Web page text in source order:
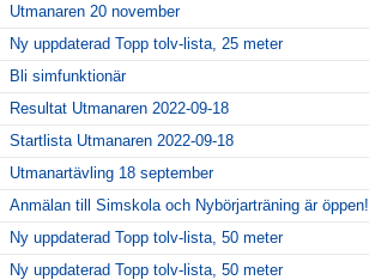
Utmanaren 20 november
Ny uppdaterad Topp tolv-lista, 25 meter
Bli simfunktionär
Resultat Utmanaren 2022-09-18
Startlista Utmanaren 2022-09-18
Utmanartävling 18 september
Anmälan till Simskola och Nybörjarträning är öppen!
Ny uppdaterad Topp tolv-lista, 50 meter
Ny uppdaterad Topp tolv-lista, 50 meter